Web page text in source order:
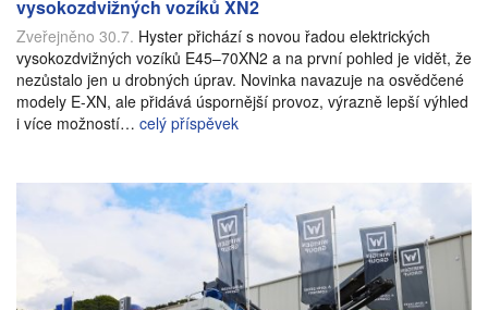
vysokozdvižných vozíků XN2
Zveřejněno 30.7. Hyster přichází s novou řadou elektrických
vysokozdvižných vozíků E45–70XN2 a na první pohled je vidět, že
nezůstalo jen u drobných úprav. Novinka navazuje na osvědčené
modely E-XN, ale přidává úspornější provoz, výrazně lepší výhled
i více možností… celý příspěvek